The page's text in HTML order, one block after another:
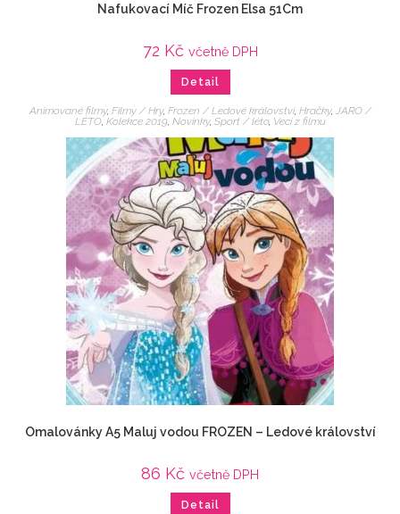
Nafukovací Míč Frozen Elsa 51Cm
72 Kč včetně DPH
Detail
Animované filmy, Filmy / Hry, Frozen / Ledové království, Hračky, JARO /
LÉTO, Kolekce 2019, Novinky, Sport / léto, Veci z filmu
Omalovánky A5 Maluj vodou FROZEN – Ledové království
86 Kč včetně DPH
Detail